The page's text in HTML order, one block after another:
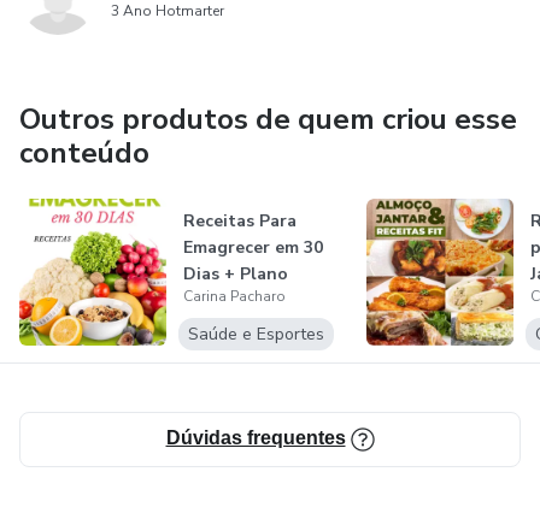
3 Ano Hotmarter
Outros produtos de quem criou esse
conteúdo
Receitas Para
Emagrecer em 30
Dias + Plano
Alimentar 💚
Carina Pacharo
Saúde e Esportes
Dúvidas frequentes